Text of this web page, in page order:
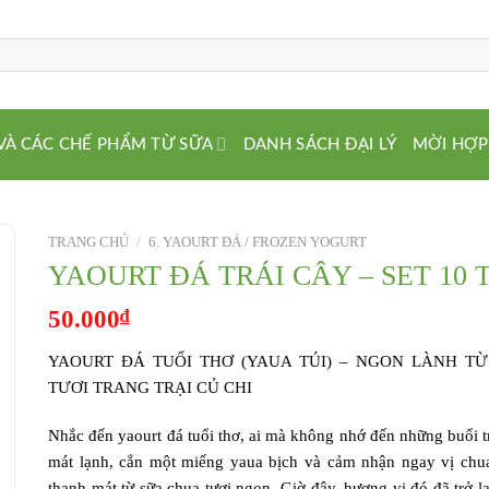
CÁC CHẾ PHẨM TỪ SỮA DANH SÁCH ĐẠI LÝ MỜI
TRANG CHỦ / 6. YAOURT ĐÁ / FROZEN YOGURT
YAOURT ĐÁ TRÁI CÂY – SET 10
50.000₫
YAOURT ĐÁ TUỔI THƠ (YAUA TÚI) – NGON LÀNH
TƯƠI TRANG TRẠI CỦ CHI
Nhắc đến yaourt đá tuổi thơ, ai mà không nhớ đến những buổi
mát lạnh, cắn một miếng yaua bịch và cảm nhận ngay vị